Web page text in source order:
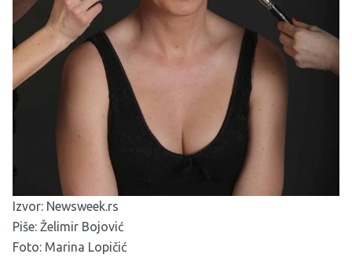
Izvor: Newsweek.rs
Piše: Želimir Bojović
Foto: Marina Lopičić